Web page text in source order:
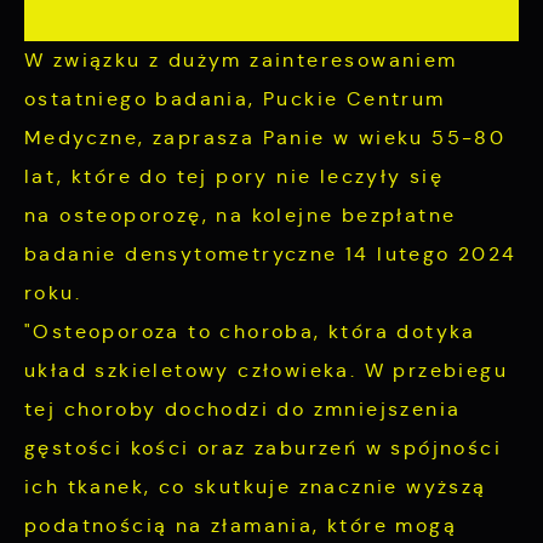
W związku z dużym zainteresowaniem
ostatniego badania, Puckie Centrum
Medyczne, zaprasza Panie w wieku 55-80
lat, które do tej pory nie leczyły się
na osteoporozę, na kolejne bezpłatne
badanie densytometryczne 14 lutego 2024
roku.
"Osteoporoza to choroba, która dotyka
układ szkieletowy człowieka. W przebiegu
tej choroby dochodzi do zmniejszenia
gęstości kości oraz zaburzeń w spójności
ich tkanek, co skutkuje znacznie wyższą
podatnością na złamania, które mogą
cookies gwarantuje dostępność większej ilości
funkcji na stronie.
rozwijać się i dostosowywać do Twoich
Cookies analityczne pozwalają na uzyskanie
informacji w zakresie wykorzystywania witryny
internetowej, miejsca oraz częstotliwości, z
jaką odwiedzane są nasze serwisy www. Dane
pozwalają nam na ocenę naszych serwisów
wśród użytkowników. Zgromadzone informacje
są przetwarzane w formie zanonimizowanej.
Wyrażenie zgody na analityczne pliki cookies
gwarantuje dostępność wszystkich
funkcjonalności.
Reklamowe
Dzięki reklamowym plikom cookies
prezentujemy Ci najciekawsze informacje i
aktualności na stronach naszych partnerów.
Promocyjne pliki cookies służą do
prezentowania Ci naszych komunikatów na
podstawie analizy Twoich upodobań oraz
Twoich zwyczajów dotyczących przeglądanej
Więcej